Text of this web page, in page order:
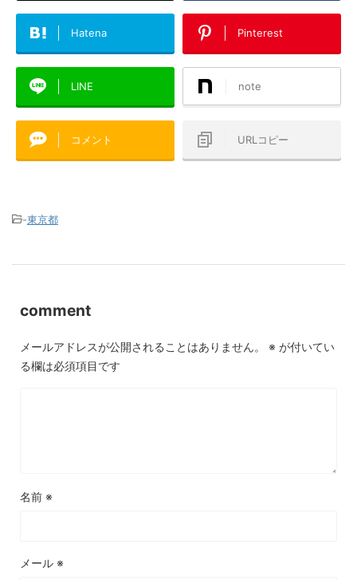
Hatena Pinterest
LINE note
コメント URLコピー
-東京都
comment
メールアドレスが公開されることはありません。 ※ が付いてい
る欄は必須項目です
名前 ※
メール ※